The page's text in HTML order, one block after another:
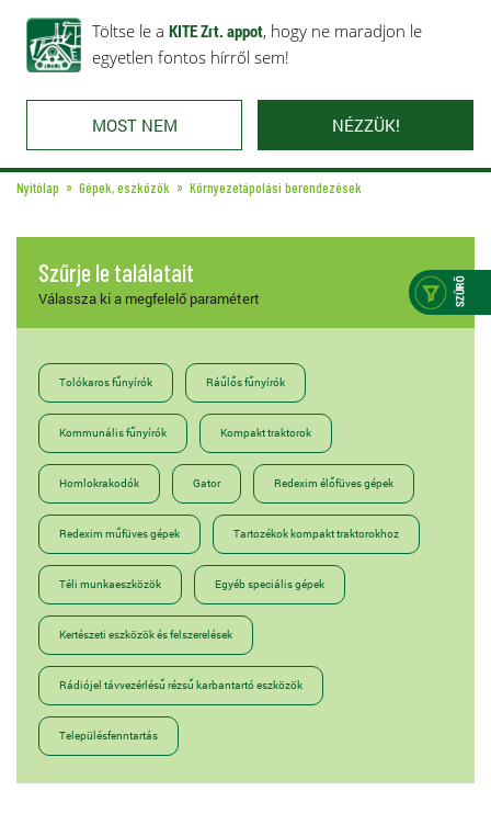
Töltse le a KITE Zrt. appot, hogy ne maradjon le
egyetlen fontos hírről sem!
MOST NEM NÉZZÜK!
Rólunk Ajánlataink Karrier Kapcsolat
Nyitólap Gépek, eszközök Környezetápolási berendezések
Szűrje le találatait
Válassza ki a megfelelő paramétert
Tolókaros fűnyírók Ráűlős fűnyírók
Kommunális fűnyírók Kompakt traktorok
Homlokrakodók Gator Redexim élőfüves gépek
Redexim műfüves gépek Tartozékok kompakt traktorokhoz
Téli munkaeszközök Egyéb speciális gépek
Kertészeti eszközök és felszerelések
Rádiójel távvezérlésű rézsű karbantartó eszközök
Településfenntartás